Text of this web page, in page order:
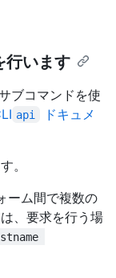
行います
ブコマンドを使
api
ドキュメ
。
ム間で複数の
、要求を行う場